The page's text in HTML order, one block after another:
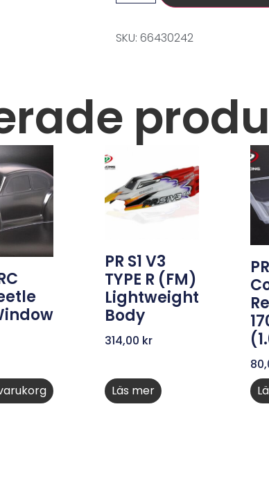
SKU: 66430242
PR S1 V3
TYPE R (FM)
Lightweight
Body
314,00 kr
Läs mer
PR